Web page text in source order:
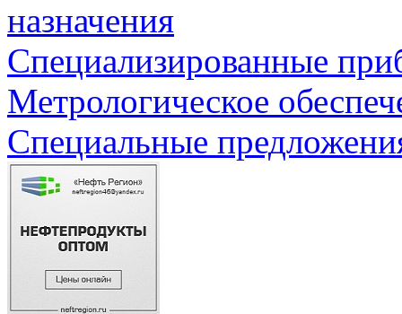
назначения
Специализированные
Метрологическое
Специальные